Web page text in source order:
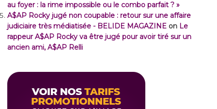
au foyer : la rime impossible ou le combo parfait ? »
A$AP Rocky jugé non coupable : retour sur une affaire
judiciaire très médiatisée - BELIDE MAGAZINE on Le
rappeur A$AP Rocky va être jugé pour avoir tiré sur un
ancien ami, A$AP Relli